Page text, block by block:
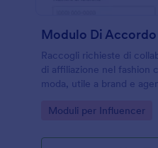
Raccogli richieste di
di affiliazione nel fashion
moda, utile a brand e
Go to Category:
Moduli per Influencer